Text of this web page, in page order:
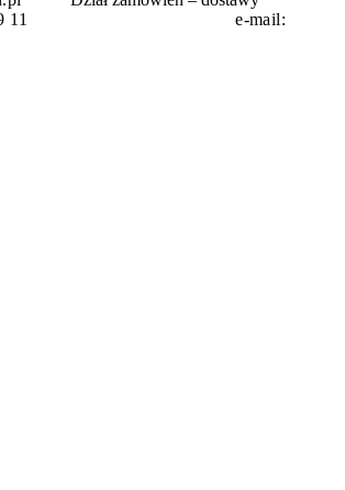
624 09 11 e-mail: